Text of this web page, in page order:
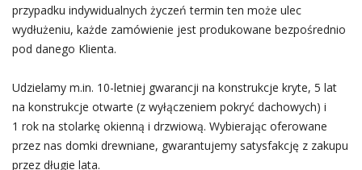
przypadku indywidualnych życzeń termin ten może ulec
wydłużeniu, każde zamówienie jest produkowane bezpośrednio
pod danego Klienta.
Udzielamy m.in. 10-letniej gwarancji na konstrukcje kryte, 5 lat
na konstrukcje otwarte (z wyłączeniem pokryć dachowych) i
1 rok na stolarkę okienną i drzwiową. Wybierając oferowane
przez nas domki drewniane, gwarantujemy satysfakcję z zakupu
przez długie lata.